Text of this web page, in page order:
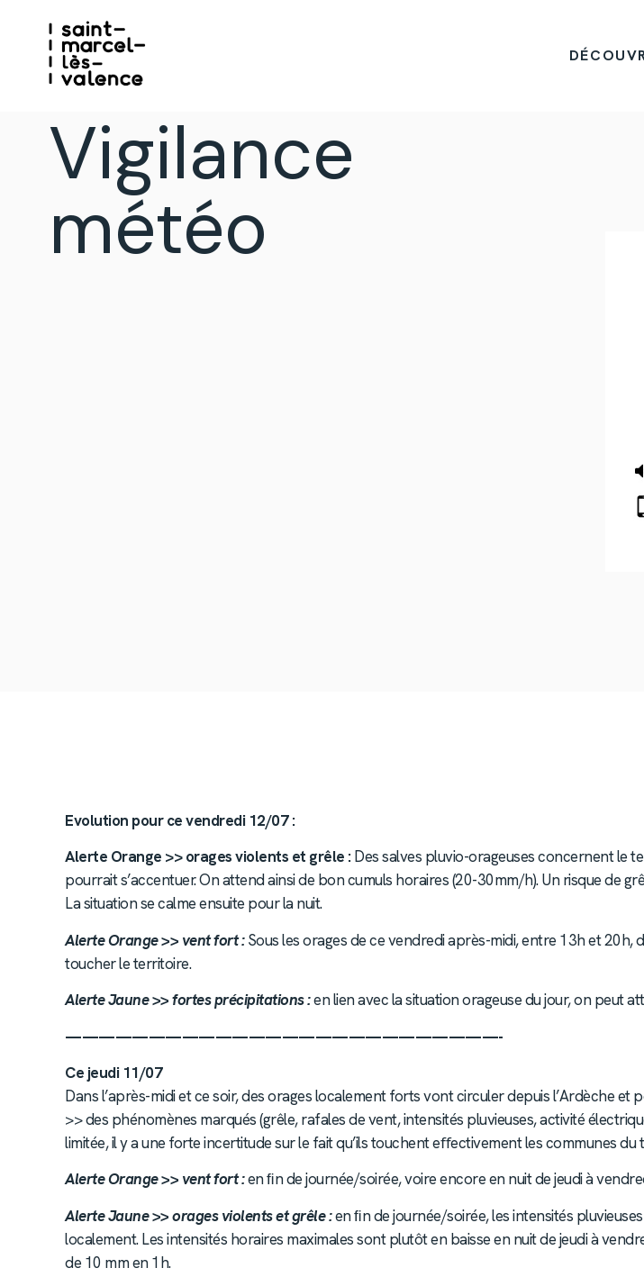
Vigilance
météo
Evolution pour ce vendredi 12/07 :
Alerte Orange >> orages violents et grêle :Des salves pluvio-orageuses concernent le
pourrait s’accentuer. On attend ainsi de bon cumuls horaires (20-30mm/h). Un risque de
La situation se calme ensuite pour la nuit.
Alerte Orange >> vent fort : Sous les orages de ce vendredi après-midi, entre 13h et
toucher le territoire.
Alerte Jaune >> fortes précipitations :en lien avec la situation orageuse du jour, on peut
——————————————————————————-
Ce jeudi 11/07
Dans l’après-midi et ce soir, des orages localement forts vont circuler depuis l’Ardèche
>> des phénomènes marqués (grêle, rafales de vent, intensités pluvieuses, activité
limitée, il y a une forte incertitude sur le fait qu’ils touchent eﬀectivement les communes du
Alerte Orange >> vent fort :en ﬁn de journée/soirée, voire encore en nuit de jeudi à
Alerte Jaune >> orages violents et grêle :en ﬁn de journée/soirée, les intensités
localement. Les intensités horaires maximales sont plutôt en baisse en nuit de jeudi à
de 10 mm en 1h.